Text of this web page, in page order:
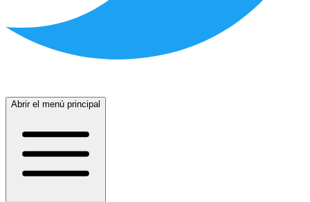
Abrir el menú principal